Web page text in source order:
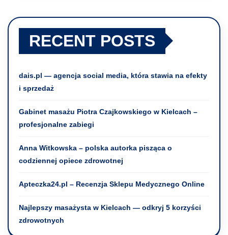
RECENT POSTS
dais.pl — agencja social media, która stawia na efekty
i sprzedaż
Gabinet masażu Piotra Czajkowskiego w Kielcach –
profesjonalne zabiegi
Anna Witkowska – polska autorka pisząca o
codziennej opiece zdrowotnej
Apteczka24.pl – Recenzja Sklepu Medycznego Online
Najlepszy masażysta w Kielcach — odkryj 5 korzyści
zdrowotnych